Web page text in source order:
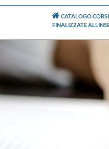
CATALOGO CORSI
FINALIZZATE